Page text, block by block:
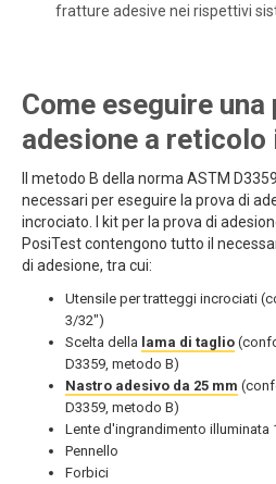
fratture adesive nei rispettivi
Come eseguire una
adesione a
Il metodo B della norma ASTM
necessari per eseguire la prova di
incrociato. I kit per la prova di
PosiTest contengono tutto il
di adesione, tra cui:
Utensile per tratteggi incrociati
3/32")
Scelta della lama di taglio
D3359, metodo B)
Nastro adesivo da 25 mm
D3359, metodo B)
Lente d'ingrandimento illuminata
Pennello
Forbici